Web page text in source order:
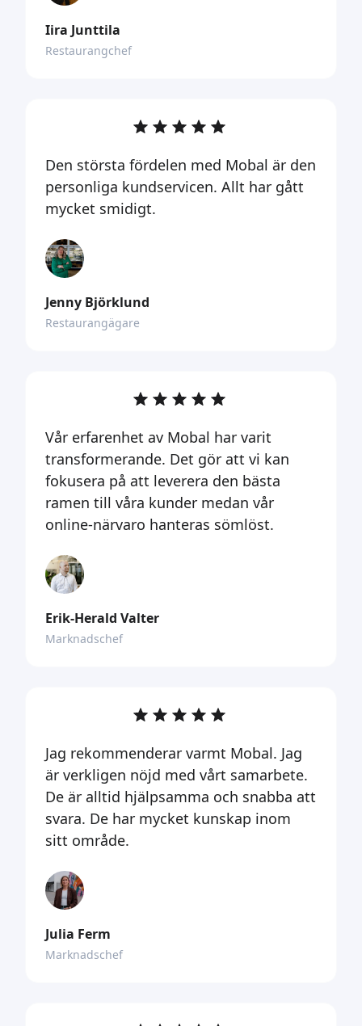
Iira Junttila
Restaurangchef
Den största fördelen med Mobal är den
personliga kundservicen. Allt har gått
mycket smidigt.
Jenny Björklund
Restaurangägare
Vår erfarenhet av Mobal har varit
transformerande. Det gör att vi kan
fokusera på att leverera den bästa
ramen till våra kunder medan vår
online-närvaro hanteras sömlöst.
Erik-Herald Valter
Marknadschef
Jag rekommenderar varmt Mobal. Jag
är verkligen nöjd med vårt samarbete.
De är alltid hjälpsamma och snabba att
svara. De har mycket kunskap inom
sitt område.
Julia Ferm
Marknadschef